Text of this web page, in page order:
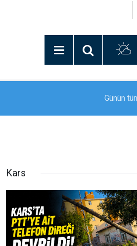
İran Büyükelçisi
Günün
Kars